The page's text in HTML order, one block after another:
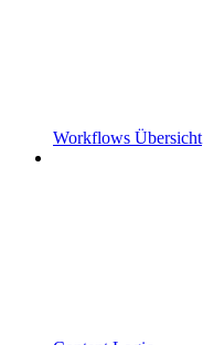
Workflows Übersicht